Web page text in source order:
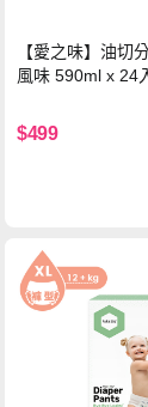
【愛之味】油切
風味 590ml x 24
$499